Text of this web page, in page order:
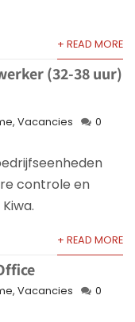
+ READ MORE
(32-38 uur)
, Vacancies
0
controle en
+ READ MORE
, Vacancies
0